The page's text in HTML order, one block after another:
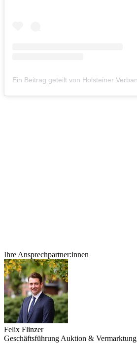
Ihre Ansprechpartner:innen
Felix Flinzer
Geschäftsführung Auktion & Vermarktung